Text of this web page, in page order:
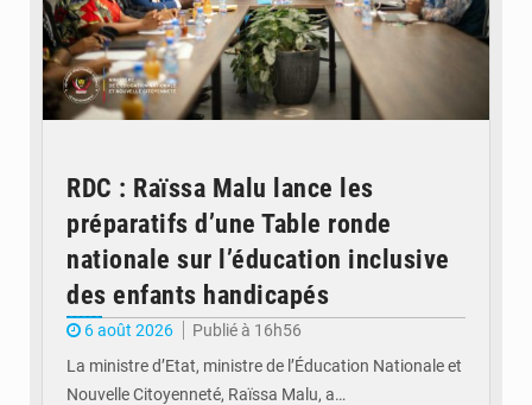
RDC : Raïssa Malu lance les
préparatifs d’une Table ronde
nationale sur l’éducation inclusive
des enfants handicapés
6 août 2026
Publié à 16h56
La ministre d’Etat, ministre de l’Éducation Nationale et
Nouvelle Citoyenneté, Raïssa Malu, a…